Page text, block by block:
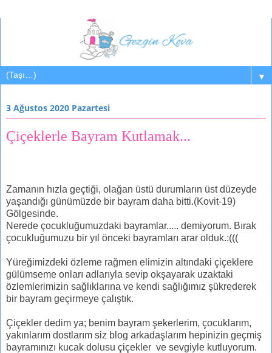
▼
3 Ağustos 2020 Pazartesi
Çiçeklerle Bayram Kutlamak...
Zamanın hızla geçtiği, olağan üstü durumların üst düzeyde
yaşandığı günümüzde bir bayram daha bitti.(Kovit-19)
Gölgesinde.
Nerede çocukluğumuzdaki bayramlar..... demiyorum. Bırak
çocukluğumuzu bir yıl önceki bayramları arar olduk.:(((
Yüreğimizdeki özleme rağmen elimizin altındaki çiçeklere
gülümseme onları adlarıyla sevip okşayarak uzaktaki
özlemlerimizin sağlıklarına ve kendi sağlığımız şükrederek
bir bayram geçirmeye çalıştık.
Çiçekler dedim ya; benim bayram şekerlerim, çocuklarım,
yakınlarım dostlarım siz blog arkadaşlarım hepinizin geçmiş
bayramınızı kucak dolusu çiçekler ve sevgiyle kutluyorum.